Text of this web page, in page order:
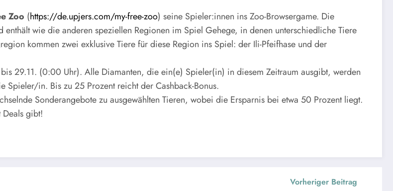
Zoo (https://de.upjers.com/my-free-zoo) seine Spieler:innen ins Zoo-Browsergame. Die
wie die anderen speziellen Regionen im Spiel Gehege, in denen unterschiedliche Tiere
kommen zwei exklusive Tiere für diese Region ins Spiel: der Ili-Pfeifhase und der
29.11. (0:00 Uhr). Alle Diamanten, die ein(e) Spieler(in) in diesem Zeitraum ausgibt, werden
Spieler/in. Bis zu 25 Prozent reicht der Cashback-Bonus.
Sonderangebote zu ausgewählten Tieren, wobei die Ersparnis bei etwa 50 Prozent liegt.
gibt!
Vorheriger Beitrag